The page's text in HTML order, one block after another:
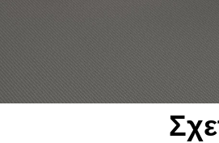
Φινίρισμα
Τόσο καλό όσο καινούργιο: οι
γυαλιστούν σε χρόνο μηδέν. Σε
αντικατασταθεί χωρίς να αφήσει
Θερμοδιαμόρφωση
Ιδανικό για μεμονωμένα
σχεδίασης. Έχουμε